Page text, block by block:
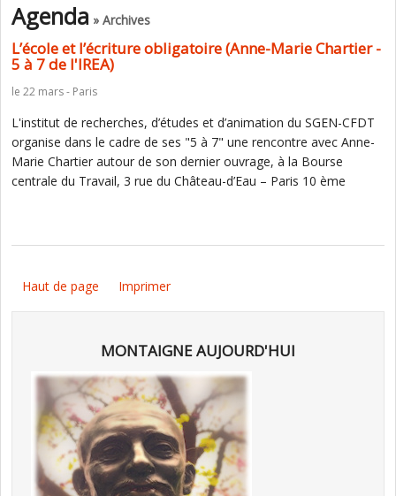
Agenda » Archives
L’école et l’écriture obligatoire (Anne-Marie Chartier -
5 à 7 de l'IREA)
le 22 mars - Paris
L'institut de recherches, d’études et d’animation du SGEN-CFDT
organise dans le cadre de ses "5 à 7" une rencontre avec Anne-
Marie Chartier autour de son dernier ouvrage, à la Bourse
centrale du Travail, 3 rue du Château-d’Eau – Paris 10 ème
Haut de page Imprimer
MONTAIGNE AUJOURD'HUI